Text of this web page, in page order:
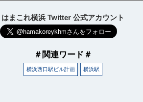
はまこれ横浜 Twitter 公式アカウント
＃関連ワード＃
横浜西口駅ビル計画 横浜駅